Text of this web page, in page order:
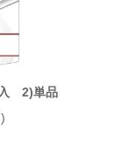
2)単品
込)